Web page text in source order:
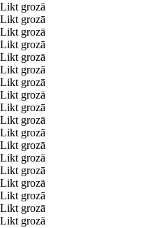
Likt grozā
Likt grozā
Likt grozā
Likt grozā
Likt grozā
Likt grozā
Likt grozā
Likt grozā
Likt grozā
Likt grozā
Likt grozā
Likt grozā
Likt grozā
Likt grozā
Likt grozā
Likt grozā
Likt grozā
Likt grozā